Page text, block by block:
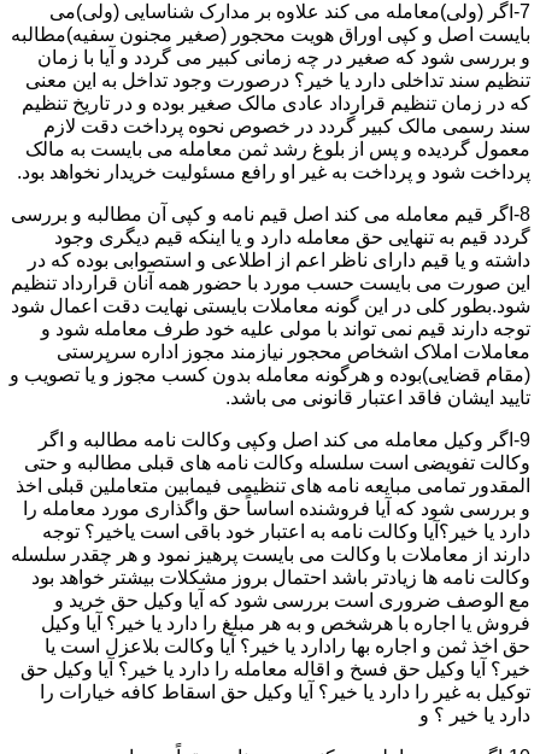
7-اگر (ولی)معامله می کند علاوه بر مدارک شناسایی (ولی)می
بایست اصل و کپی اوراق هویت محجور (صغیر مجنون سفیه)مطالبه
و بررسی شود که صغیر در چه زمانی کبیر می گردد و آیا با زمان
تنظیم سند تداخلی دارد یا خیر؟ درصورت وجود تداخل به این معنی
که در زمان تنظیم قرارداد عادی مالک صغیر بوده و در تاریخ تنظیم
سند رسمی مالک کبیر گردد در خصوص نحوه پرداخت دقت لازم
معمول گردیده و پس از بلوغ رشد ثمن معامله می بایست به مالک
پرداخت شود و پرداخت به غیر او رافع مسئولیت خریدار نخواهد بود.
8-اگر قیم معامله می کند اصل قیم نامه و کپی آن مطالبه و بررسی
گردد قیم به تنهایی حق معامله دارد و یا اینکه قیم دیگری وجود
داشته و یا قیم دارای ناظر اعم از اطلاعی و استصوابی بوده که در
این صورت می بایست حسب مورد با حضور همه آنان قرارداد تنظیم
شود.بطور کلی در این گونه معاملات بایستی نهایت دقت اعمال شود
توجه دارند قیم نمی تواند با مولی علیه خود طرف معامله شود و
معاملات املاک اشخاص محجور نیازمند مجوز اداره سرپرستی
(مقام قضایی)بوده و هرگونه معامله بدون کسب مجوز و یا تصویب و
تایید ایشان فاقد اعتبار قانونی می باشد.
9-اگر وکیل معامله می کند اصل وکپی وکالت نامه مطالبه و اگر
وکالت تفویضی است سلسله وکالت نامه های قبلی مطالبه و حتی
المقدور تمامی مبایعه نامه های تنظیمی فیمابین متعاملین قبلی اخذ
و بررسی شود که آیا فروشنده اساساً حق واگذاری مورد معامله را
دارد یا خیر؟آیا وکالت نامه به اعتبار خود باقی است یاخیر؟ توجه
دارند از معاملات با وکالت می بایست پرهیز نمود و هر چقدر سلسله
وکالت نامه ها زیادتر باشد احتمال بروز مشکلات بیشتر خواهد بود
مع الوصف ضروری است بررسی شود که آیا وکیل حق خرید و
فروش یا اجاره با هرشخص و به هر مبلغ را دارد یا خیر؟ آیا وکیل
حق اخذ ثمن و اجاره بها رادارد یا خیر؟ آیا وکالت بلاعزل است یا
خیر؟ آیا وکیل حق فسخ و اقاله معامله را دارد یا خیر؟ آیا وکیل حق
توکیل به غیر را دارد یا خیر؟ آیا وکیل حق اسقاط کافه خیارات را
دارد یا خیر ؟ و